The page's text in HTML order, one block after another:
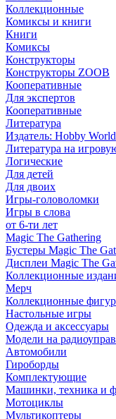
Коллекционные
Комиксы и книги
Книги
Комиксы
Конструкторы
Конструкторы ZOOB
Кооперативные
Для экспертов
Кооперативные
Литература
Издатель: Hobby World
Литература на
Логические
Для детей
Для двоих
Игры-головоломки
Игры в слова
от 6-ти лет
Magic The Gathering
Бустеры Magic The
Дисплеи Magic The
Коллекционные
Мерч
Коллекционные
Настольные игры
Одежда и аксессуары
Модели на
Автомобили
Гироборды
Комплектующие
Машинки, техника и
Мотоциклы
Мультикоптеры